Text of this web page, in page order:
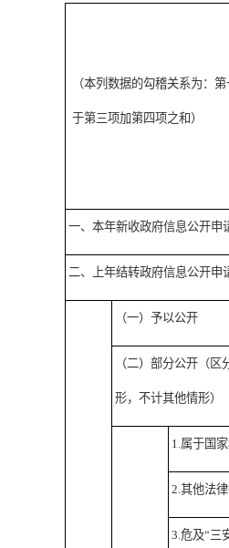
（本列数据的勾稽关系为：
于第三项加第四项之和）
一、本年新收政府信息公开申
二、上年结转政府信息公开申
（一）予以公开
（二）部分公开 （
形，不计其他情形）
1.属于国
2.其他法
3.危及“三